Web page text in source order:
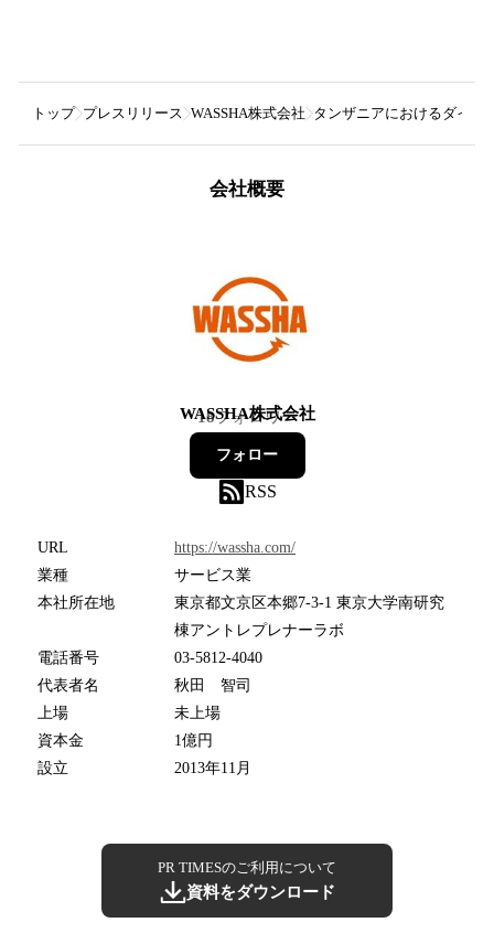
トップ プレスリリース WASSHA株式会社 タンザニアにおけるダイキ
会社概要
WASSHA株式会社
18フォロワー
フォロー
RSS
URL
https://wassha.com/
業種
サービス業
本社所在地
東京都文京区本郷7-3-1 東京大学南研究
棟アントレプレナーラボ
電話番号
03-5812-4040
代表者名
秋田 智司
上場
未上場
資本金
1億円
設立
2013年11月
PR TIMESのご利用について
資料をダウンロード